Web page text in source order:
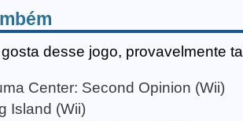
desse jogo, provavelmente
Center: Second Opinion (Wii)
Island (Wii)